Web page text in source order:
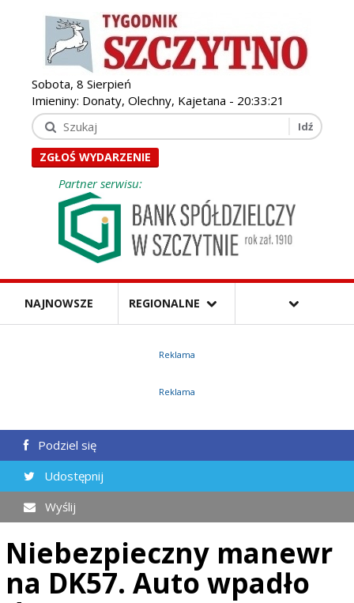
Sobota, 8 Sierpień
Imieniny: Donaty, Olechny, Kajetana - 20:33:22
ZGŁOŚ WYDARZENIE
Partner serwisu:
NAJNOWSZE REGIONALNE
Reklama
Reklama
Podziel się
Udostępnij
Wyślij
Niebezpieczny manewr
na DK57. Auto wpadło